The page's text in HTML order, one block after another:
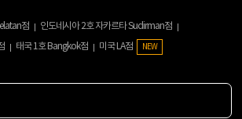
점
인도네시아 2호 자카르타 Sudirman점
태국 1호 Bangkok점 미국 LA점 NEW